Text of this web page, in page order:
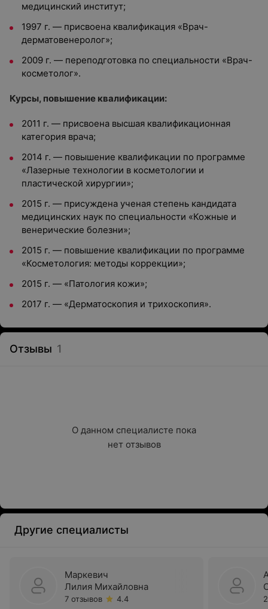
медицинский институт;
1997 г. — присвоена квалификация «Врач-
дерматовенеролог»;
2009 г. — переподготовка по специальности «Врач-
косметолог».
Курсы, повышение квалификации:
2011 г. — присвоена высшая квалификационная
категория врача;
2014 г. — повышение квалификации по программе
«Лазерные технологии в косметологии и
пластической хирургии»;
2015 г. — присуждена ученая степень кандидата
медицинских наук по специальности «Кожные и
венерические болезни»;
2015 г. — повышение квалификации по программе
«Косметология: методы коррекции»;
2015 г. — «Патология кожи»;
2017 г. — «Дерматоскопия и трихоскопия».
Отзывы 1
О данном специалисте пока
нет отзывов
Другие специалисты
Маркевич
Лилия Михайловна
7 отзывов
4.4